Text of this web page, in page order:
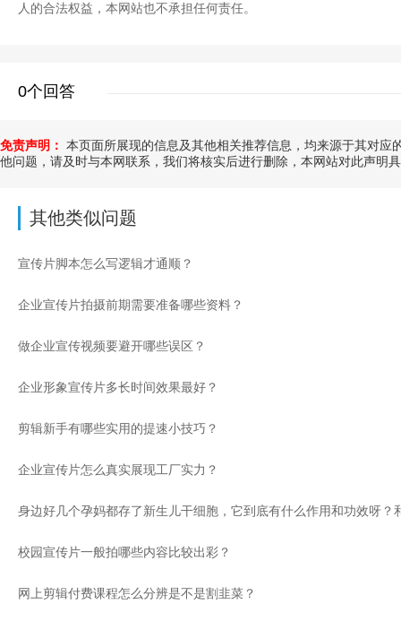
人的合法权益，本网站也不承担任何责任。
0个回答
免责声明： 本页面所展现的信息及其他相关推荐信息，均来源于其对
他问题，请及时与本网联系，我们将核实后进行删除，本网站对此声明
其他类似问题
宣传片脚本怎么写逻辑才通顺？
企业宣传片拍摄前期需要准备哪些资料？
做企业宣传视频要避开哪些误区？
企业形象宣传片多长时间效果最好？
剪辑新手有哪些实用的提速小技巧？
企业宣传片怎么真实展现工厂实力？
校园宣传片一般拍哪些内容比较出彩？
网上剪辑付费课程怎么分辨是不是割韭菜？